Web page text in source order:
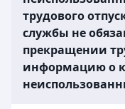
трудового
службы не
прекращении
информацию о